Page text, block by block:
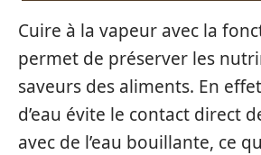
Cuire à la vapeur avec la
permet de préserver les
saveurs des aliments. En
d’eau évite le contact direct
avec de l’eau bouillante, ce